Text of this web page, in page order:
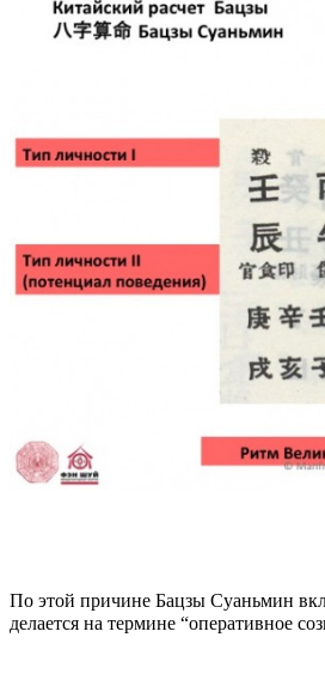
По этой причине Бацзы Суаньмин
делается на термине “оперативное